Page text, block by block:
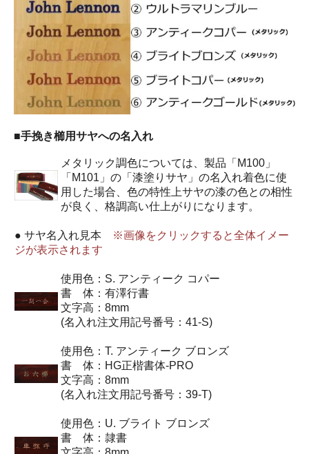
■手挽き櫛用サヤへの名入れ
メタリック調色については、製品「M100」
「M101」の「漆塗りサヤ」の名入れ着色に使
用した場合、色の特性上サヤの漆の色との相性
が良く、格調高い仕上がりになります。
● サヤ名入れ見本
※画像をクリックすると全体イメー
ジが表示されます
使用色：S. アンティーク コパー
書 体：有澤行書
文字高：8mm
(名入れ注文用記号番号：41-S)
使用色：T. アンティーク ブロンズ
書 体：HG正楷書体-PRO
文字高：8mm
(名入れ注文用記号番号：39-T)
使用色：U. ブライト ブロンズ
書 体：隷書